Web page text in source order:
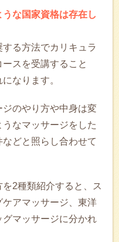
うな国家資格は存在し
る方法でカリキュラ
スを受講すること
なります。
のやり方や中身は変
なマッサージをした
どと照らし合わせて
2種類紹介すると、ス
アマッサージ、東洋
マッサージに分かれ